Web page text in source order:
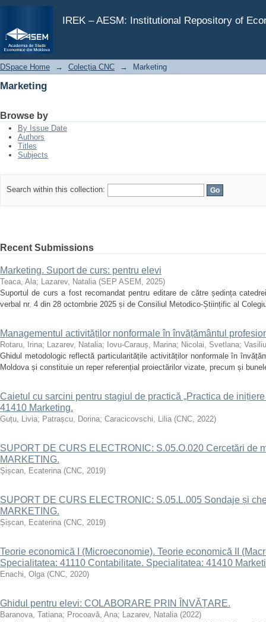
IREK – AESM: Institutional Repository of
Marketing
DSpace Home → Colecția CNC → Marketing
Marketing
Browse by
By Issue Date
Authors
Titles
Subjects
Search within this collection:
Recent Submissions
Marketing. Suport de curs: pentru elevi
Teaca, Ala; Lazarev, Natalia (SEP ASEM , 2025)
Suportul de curs a fost recomandat pentru editare de către ședința
verbal nr. 4 din 28 octombrie 2025 și de Consiliul Metodico-Științific al
Managementul activităților nonformale în învățământul
Rotaru, Irina; Lazarev, Natalia; Iovu-Carauș, Marina; Nicolai, Svetlana;
Ghidul metodologic reflectă particularitățile activităților nonformale în
Moldova și constituie un reper referențial proiectărilor vizate, precum și
Caietul cu sarcini pentru stagiul de practică „Practica de
41410 Marketing.
Guțu, Livia; Patrașcu, Dorina; Caracicovschi, Lilia (CNC, 2022)
SUPORT DE CURS ELECTRONIC: S.05.O.020 Cercetări de
MARKETING.
Șișcan, Ecaterina (CNC, 2019)
SUPORT DE CURS ELECTRONIC: S.05.L.005 Sondaje și
MARKETING.
Șișcan, Ecaterina (CNC, 2019)
Teorie economică I (Microeconomie). Teorie economică II
Specialitatea: 41110 Contabilitate. Specialitatea: 41410
Enachi, Olga (CNC, 2020)
Ghidul pentru elevi: COLABORARE PRIN ÎNVĂȚARE.
Baranova, Tatiana; Procoavă, Ana; Lazarev, Natalia (2022)